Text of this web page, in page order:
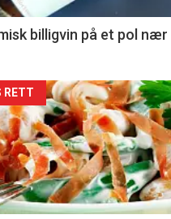
billigvin på et pol nær
RETT